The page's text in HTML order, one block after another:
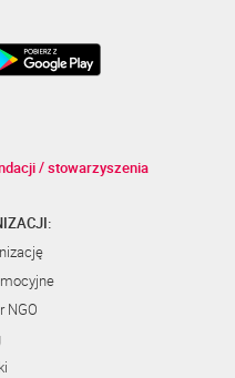
/ stowarzyszenia
NGO